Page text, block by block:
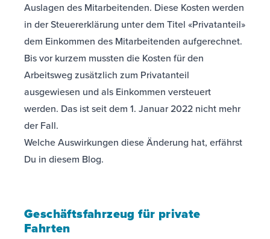
Auslagen des Mitarbeitenden. Diese Kosten werden
in der Steuererklärung unter dem Titel «Privatanteil»
dem Einkommen des Mitarbeitenden aufgerechnet.
Bis vor kurzem mussten die Kosten für den
Arbeitsweg zusätzlich zum Privatanteil
ausgewiesen und als Einkommen versteuert
werden. Das ist seit dem 1. Januar 2022 nicht mehr
der Fall.
Welche Auswirkungen diese Änderung hat, erfährst
Du in diesem Blog.
Geschäftsfahrzeug für private
Fahrten